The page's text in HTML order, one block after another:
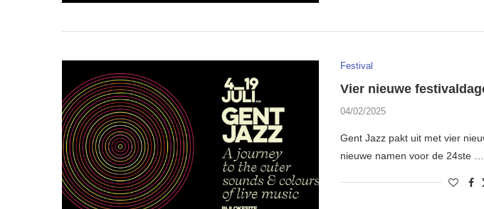
Festival
Vier nieuwe
04/02/2025
Gent Jazz pakt uit met vier
nieuwe namen voor de 24ste …